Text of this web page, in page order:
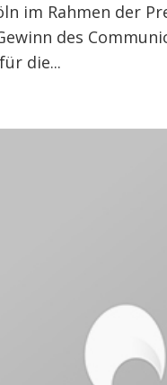
im Rahmen der
des
die...